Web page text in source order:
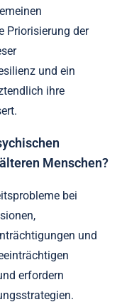
Priorisierung der
und ein
ihre
Menschen?
bei
und
erfordern